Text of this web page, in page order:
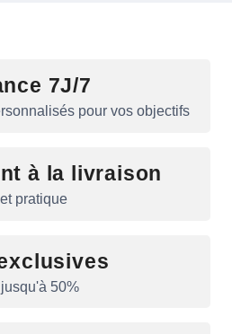
7J/7
pour vos objectifs
à la livraison
pratique
50%